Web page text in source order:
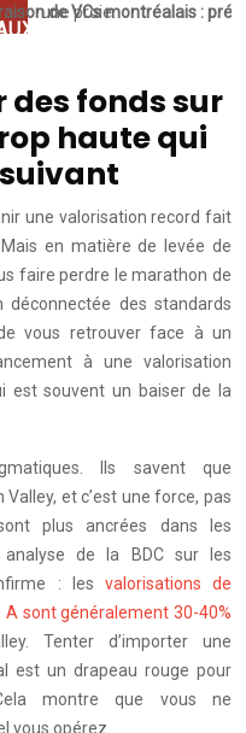
de VCs montréalais :
des fonds sur
haute qui
une valorisation record fait
en matière de levée de
faire perdre le marathon de
déconnectée des standards
vous retrouver face à un
à une valorisation
est souvent un baiser de la
Ils savent que
Valley, et c’est une force, pas
plus ancrées dans les
analyse de la BDC sur les
: les valorisations de
sont généralement 30-40%
Tenter d’importer une
est un drapeau rouge pour
montre que vous ne
vous opérez.